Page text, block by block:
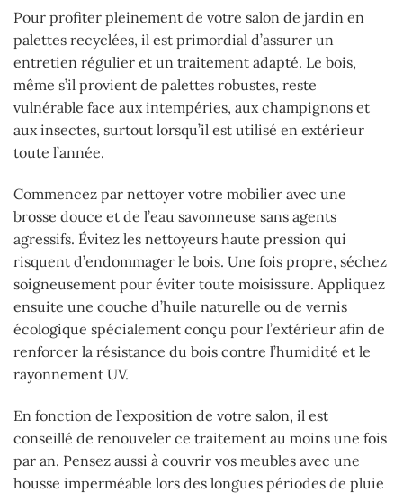
Pour profiter pleinement de votre salon de jardin en
palettes recyclées, il est primordial d’assurer un
entretien régulier et un traitement adapté. Le bois,
même s’il provient de palettes robustes, reste
vulnérable face aux intempéries, aux champignons et
aux insectes, surtout lorsqu’il est utilisé en extérieur
toute l’année.
Commencez par nettoyer votre mobilier avec une
brosse douce et de l’eau savonneuse sans agents
agressifs. Évitez les nettoyeurs haute pression qui
risquent d’endommager le bois. Une fois propre, séchez
soigneusement pour éviter toute moisissure. Appliquez
ensuite une couche d’huile naturelle ou de vernis
écologique spécialement conçu pour l’extérieur afin de
renforcer la résistance du bois contre l’humidité et le
rayonnement UV.
En fonction de l’exposition de votre salon, il est
conseillé de renouveler ce traitement au moins une fois
par an. Pensez aussi à couvrir vos meubles avec une
housse imperméable lors des longues périodes de pluie